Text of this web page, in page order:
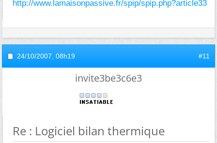
http://www.lamaisonpassive.fr/spip/spip.php?article33
24/10/2007, 08h19 #11
invite3be3c6e3
Re : Logiciel bilan thermique